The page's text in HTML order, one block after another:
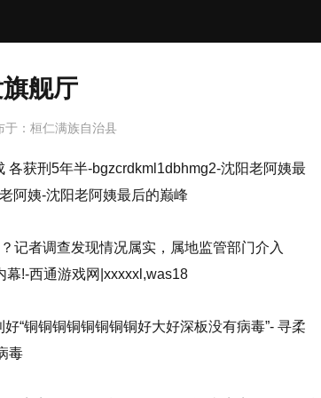
舰厅
于： 桓仁满族自治县
各获刑5年半-bgzcrdkml1dbhmg2-沈阳老阿姨最
阿姨-沈阳老阿姨最后的巅峰
记者调查发现情况属实，属地监管部门介入
!-西通游戏网|xxxxxl,was18
“铜铜铜铜铜铜铜铜好大好深板没有病毒”- 寻柔
毒